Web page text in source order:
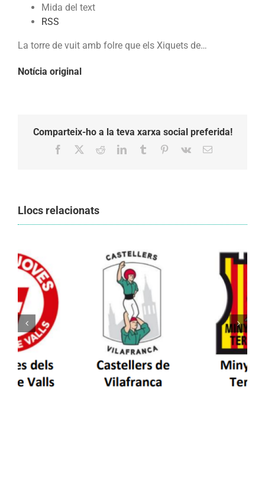
Mida del text
RSS
La torre de vuit amb folre que els Xiquets de…
Notícia original
Comparteix-ho a la teva xarxa social preferida!
Facebook RedditLinkedInTumblr Pinterest
Vk Email:
Llocs relacionats
Els Castellers de Vilafranca unieixen tradició i
patrimoni en un viatge de colla a la Vall
d’Aran i a la Vall de Boí